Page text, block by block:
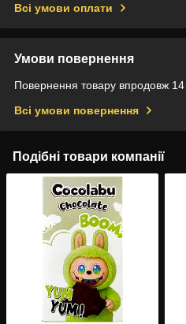
Всі умови оплати
Умови повернення
Повернення товару впродовж 14
Всі умови повернення
Подібні товари компанії